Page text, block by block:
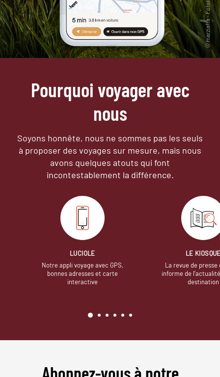
Pourquoi voyager avec
nous
Soyons honnête, nous ne sommes pas les seuls
à proposer des voyages sur mesure, mais nous
avons quelques atouts qui font
incontestablement la différence.
LUCIOLE
Notre appli voyage avec GPS,
bonnes adresses et carte
interactive
LE
La revue de presse
informe de
destination
Abonnez-vous à notre